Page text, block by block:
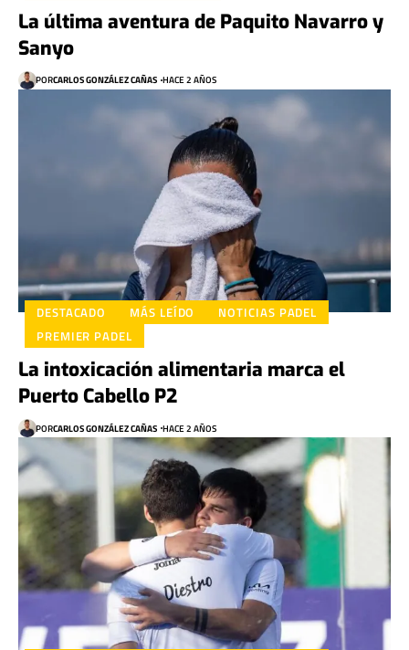
La última aventura de Paquito Navarro y
Sanyo
PORCARLOS GONZÁLEZ CAÑAS HACE 2 AÑOS
DESTACADO MÁS LEÍDO
NOTICIAS PADEL
PREMIER PADEL
La intoxicación alimentaria marca el
Puerto Cabello P2
PORCARLOS GONZÁLEZ CAÑAS HACE 2 AÑOS